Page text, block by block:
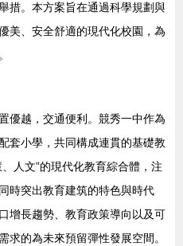
措。本方案旨在通過科學規劃與
美、安全舒適的現代化校園，為
優越，交通便利。競秀一中作為
套小學，共同構成連貫的基礎教
人文”的現代化教育綜合體，注
時突出教育建筑的特色與時代
增長趨勢、教育政策導向以及可
求的為未來預留彈性發展空間。